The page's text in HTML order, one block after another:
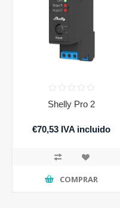
Shelly Pro 2
€70,53 IVA incluido
COMPRAR